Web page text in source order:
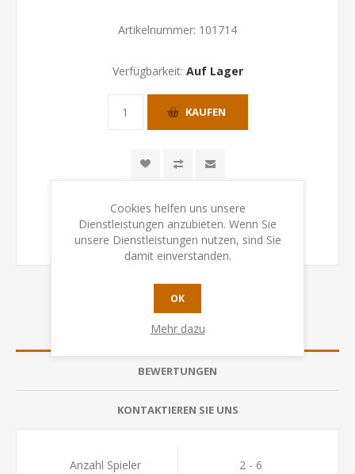
Artikelnummer: 101714
Verfügbarkeit: Auf Lager
KAUFEN
SPEZIFIKATION
BEWERTUNGEN
KONTAKTIEREN SIE UNS
Anzahl Spieler 2 - 6
Cookies helfen uns unsere
Dienstleistungen anzubieten. Wenn Sie
unsere Dienstleistungen nutzen, sind Sie
damit einverstanden.
OK
Mehr dazu